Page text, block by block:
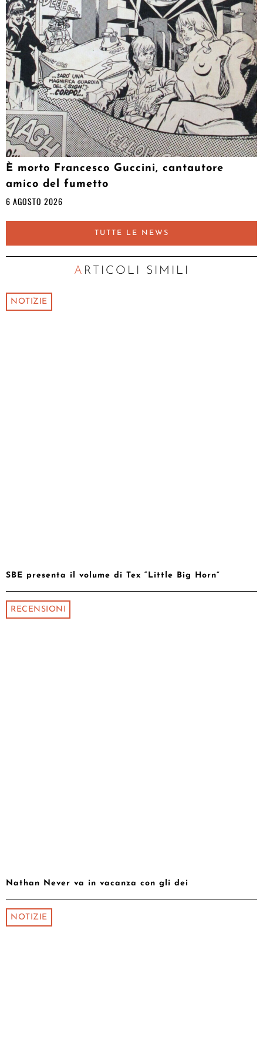
È morto Francesco Guccini, cantautore
amico del fumetto
6 AGOSTO 2026
TUTTE LE NEWS
ARTICOLI SIMILI
NOTIZIE
SBE presenta il volume di Tex “Little Big Horn”
RECENSIONI
Nathan Never va in vacanza con gli dei
NOTIZIE